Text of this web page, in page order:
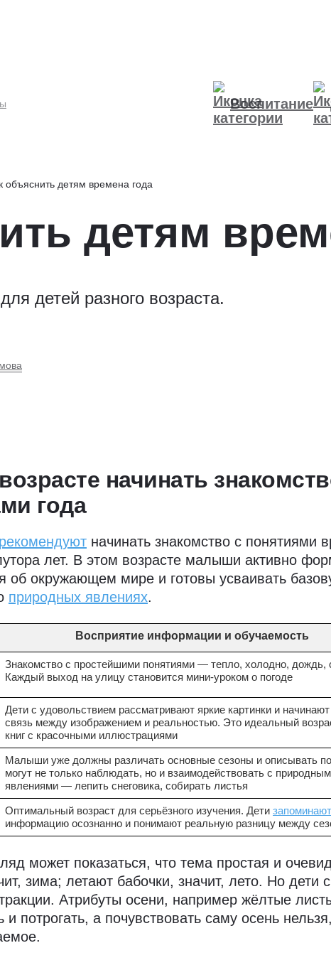
Воспитание
объяснить детям времена года
детям
детей разного возраста.
начинать
года
рекомендуют начинать знакомство с понятиями
лет. В этом возрасте малыши активно
об окружающем мире и готовы усваивать
природных явлениях.
Восприятие информации и обучаемость
Знакомство с простейшими понятиями — тепло, холодно, дождь,
Каждый выход на улицу становится мини-уроком о погоде
Дети с удовольствием рассматривают яркие картинки и
связь между изображением и реальностью. Это идеальный
книг с красочными иллюстрациями
Малыши уже должны различать основные сезоны и описывать
могут не только наблюдать, но и взаимодействовать с
явлениями — лепить снеговика, собирать листья
Оптимальный возраст для серьёзного изучения. Дети запоминают
информацию осознанно и понимают реальную разницу между
может показаться, что тема простая и
зима; летают бабочки, значит, лето. Но дети
Атрибуты осени, например жёлтые
и потрогать, а почувствовать саму осень